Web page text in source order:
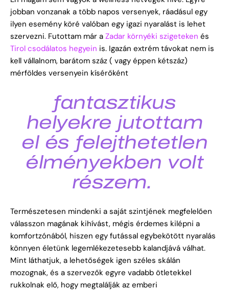
jobban vonzanak a több napos versenyek, ráadásul egy
ilyen esemény köré valóban egy igazi nyaralást is lehet
szervezni. Futottam már a Zadar környéki szigeteken és
Tirol csodálatos hegyein is. Igazán extrém távokat nem is
kell vállalnom, barátom száz ( vagy éppen kétszáz)
mérföldes versenyein kísérőként
fantasztikus
helyekre jutottam
el és felejthetetlen
élményekben volt
részem.
Természetesen mindenki a saját szintjének megfelelően
válasszon magának kihívást, mégis érdemes kilépni a
komfortzónából, hiszen egy futással egybekötött nyaralás
könnyen életünk legemlékezetesebb kalandjává válhat.
Mint láthatjuk, a lehetőségek igen széles skálán
mozognak, és a szervezők egyre vadabb ötletekkel
rukkolnak elő, hogy megtalálják az emberi